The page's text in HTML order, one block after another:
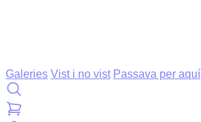
Galeries Vist i no vist Passava per aquí